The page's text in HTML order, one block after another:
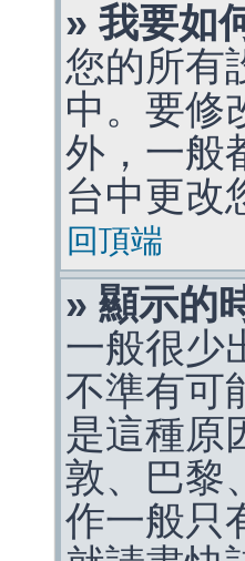
» 我要如
您的所有
中。要修
外，一般
台中更改
回頂端
» 顯示的
一般很少
不準有可
是這種原
敦、巴黎
作一般只